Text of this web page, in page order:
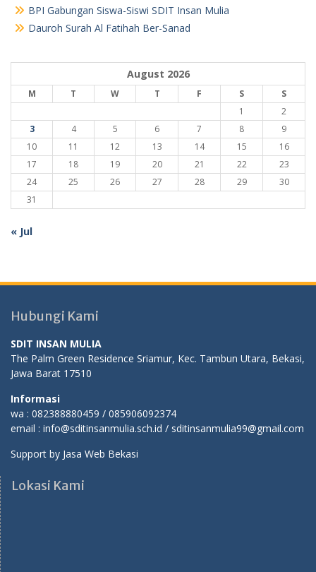
BPI Gabungan Siswa-Siswi SDIT Insan Mulia
Dauroh Surah Al Fatihah Ber-Sanad
August 2026
M T W T F S
S
1
2
3
4 5 6 7 8
9
10
11 12 13 14 15
16
17
18 19 20 21 22
23
24
25 26 27 28 29
30
31
« Jul
Hubungi Kami
SDIT INSAN MULIA
The Palm Green Residence Sriamur, Kec. Tambun Utara, Bekasi,
Jawa Barat 17510
Informasi
wa : 082388880459 / 085906092374
email : info@sditinsanmulia.sch.id / sditinsanmulia99@gmail.com
Support by Jasa Web Bekasi
Lokasi Kami